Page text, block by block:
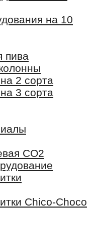
на 10
пива
2 сорта
3 сорта
СО2
Chico-Chоco